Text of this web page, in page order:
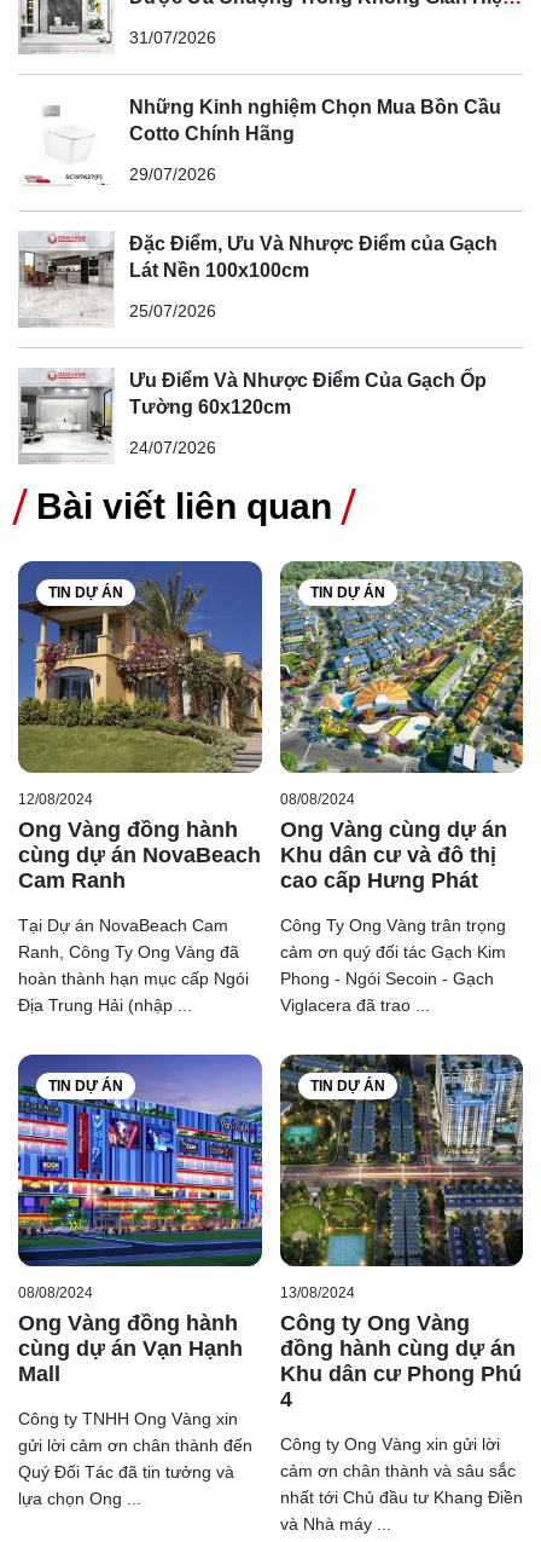
Gạch lát nền Prime 80x80 - 27122
Gạch lát nền Prime 80x80 - 27123
31/07/2026
Những Kinh nghiệm Chọn Mua Bồn Cầu
Cotto Chính Hãng
29/07/2026
Đặc Điểm, Ưu Và Nhược Điểm của Gạch
Lát Nền 100x100cm
25/07/2026
Ưu Điểm Và Nhược Điểm Của Gạch Ốp
Tường 60x120cm
24/07/2026
Bài viết liên quan
TIN DỰ ÁN
12/08/2024
Ong Vàng đồng hành
cùng dự án NovaBeach
Cam Ranh
Tại Dự án NovaBeach Cam
Ranh, Công Ty Ong Vàng đã
hoàn thành hạn mục cấp Ngói
Địa Trung Hải (nhập ...
TIN DỰ ÁN
08/08/2024
Ong Vàng cùng dự án
Khu dân cư và đô thị
cao cấp Hưng Phát
Công Ty Ong Vàng trân trọng
cảm ơn quý đối tác Gạch Kim
Phong - Ngói Secoin - Gạch
Viglacera đã trao ...
TIN DỰ ÁN
08/08/2024
Ong Vàng đồng hành
cùng dự án Vạn Hạnh
Mall
Công ty TNHH Ong Vàng xin
gửi lời cảm ơn chân thành đến
Quý Đối Tác đã tin tưởng và
lựa chọn Ong ...
TIN DỰ ÁN
13/08/2024
Công ty Ong Vàng
đồng hành cùng dự án
Khu dân cư Phong Phú
4
Công ty Ong Vàng xin gửi lời
cảm ơn chân thành và sâu sắc
nhất tới Chủ đầu tư Khang Điền
và Nhà máy ...